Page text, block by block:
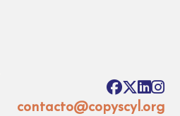
contacto@copyscyl.org